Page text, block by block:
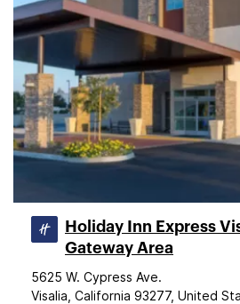
Holiday Inn Express
Gateway Area
5625 W. Cypress Ave.
Visalia, California 93277, United